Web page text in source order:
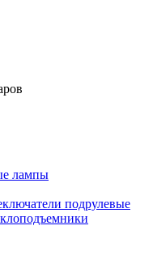
лампы
подрулевые